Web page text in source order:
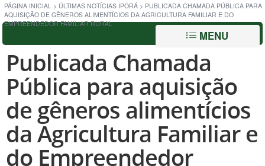
PÁGINA INICIAL > ÚLTIMAS NOTÍCIAS IPORÁ > PUBLICADA CHAMADA PÚBLICA PARA
AQUISIÇÃO DE GÊNEROS ALIMENTÍCIOS DA AGRICULTURA FAMILIAR E DO
EMPREENDEDOR FAMILIAR RURAL
MENU
Publicada Chamada
Pública para aquisição
de gêneros alimentícios
da Agricultura Familiar e
do Empreendedor